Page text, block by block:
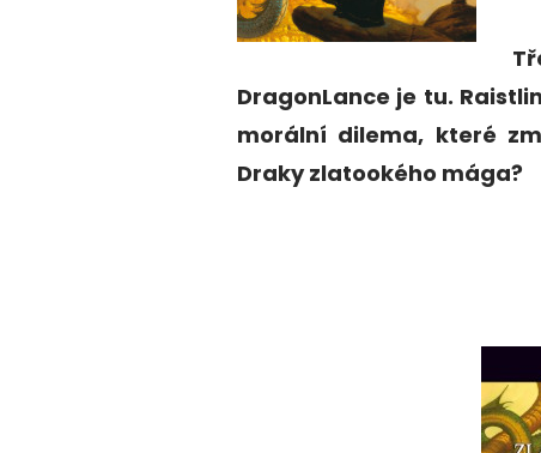
DragonLance je tu.
morální dilema, které
Draky zlatookého mága?